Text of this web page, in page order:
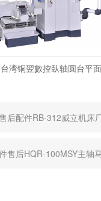
后配件RB-312威立机床
售后HQR-100MSY主轴